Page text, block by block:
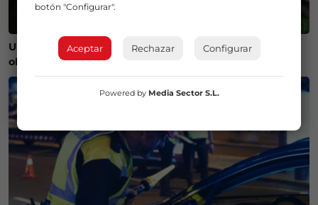
Un bilbaíno invierte 100.000 euros en crear un
observatorio que será protagonista del eclipse
botón "Configurar".
Aceptar Rechazar Configurar
Powered by Media Sector S.L.